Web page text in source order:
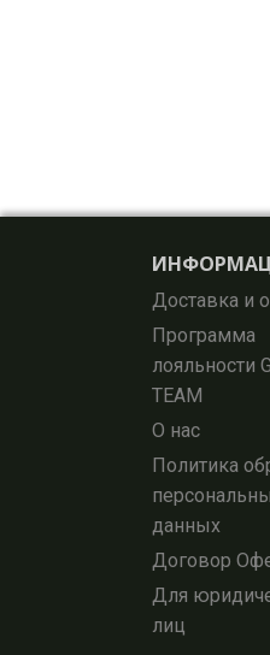
Доставка и
Программа
лояльности
TEAM
О нас
Политика
данных
Договор
Для
лиц